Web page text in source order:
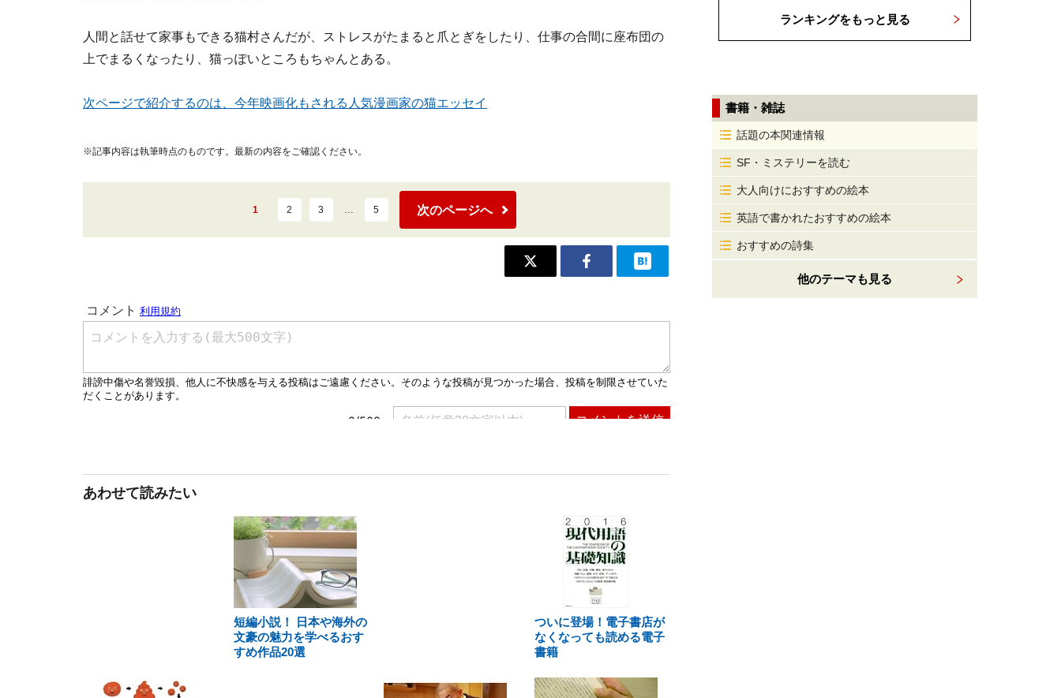
人間と話せて家事もできる猫村さんだが、ストレスがたまると爪とぎをしたり、仕事の合間に座布団の
上でまるくなったり、猫っぽいところもちゃんとある。
次ページで紹介するのは、今年映画化もされる人気漫画家の猫エッセイ
※記事内容は執筆時点のものです。最新の内容をご確認ください。
1 2 3 … 5 次のページへ
あわせて読みたい
短編小説！ 日本や海外の
文豪の魅力を学べるおす
すめ作品20選
ついに登場！電子書店が
なくなっても読める電子
書籍
ランキングをもっと見る
書籍・雑誌
話題の本関連情報
SF・ミステリーを読む
大人向けにおすすめの絵本
英語で書かれたおすすめの絵本
おすすめの詩集
他のテーマも見る